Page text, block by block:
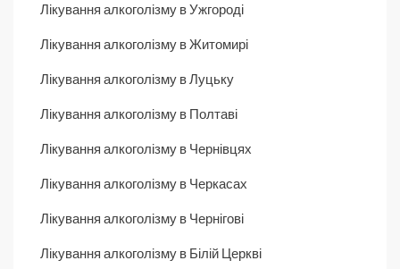
Лікування алкоголізму в Ужгороді
Лікування алкоголізму в Житомирі
Лікування алкоголізму в Луцьку
Лікування алкоголізму в Полтаві
Лікування алкоголізму в Чернівцях
Лікування алкоголізму в Черкасах
Лікування алкоголізму в Чернігові
Лікування алкоголізму в Білій Церкві